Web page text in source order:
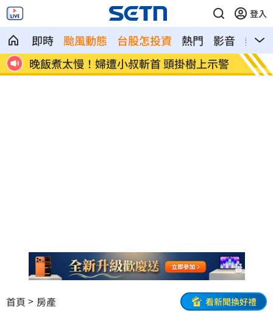
登入
即時 颱風動態 台股怎投資 熱門 影音
熱搜
吃
晚飯煮太慢！婦遭小叔斬首 頭掛樹上示警 消失
首頁 房產 看新聞換好禮